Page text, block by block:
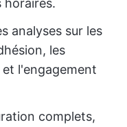
horaires.
analyses sur les
les
l'engagement
complets,